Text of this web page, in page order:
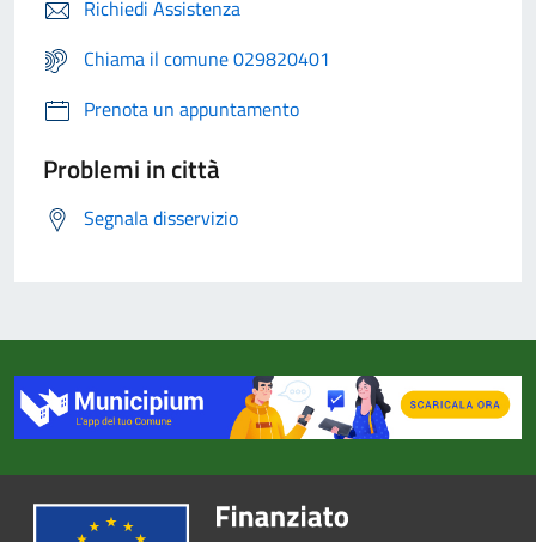
Richiedi Assistenza
Chiama il comune 029820401
Prenota un appuntamento
Problemi in città
Segnala disservizio